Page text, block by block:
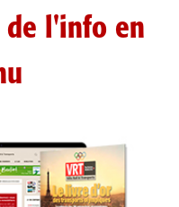
de l'info en